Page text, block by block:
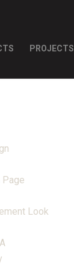
PROJECTS
Page
Look